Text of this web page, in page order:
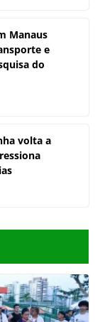
Manaus
e
do
volta a